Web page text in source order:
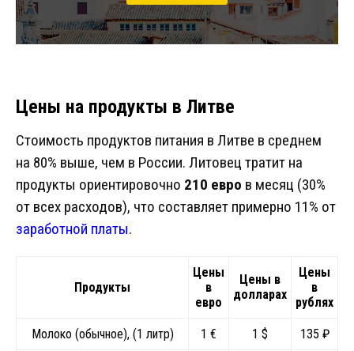
Цены на продукты в Литве
Стоимость продуктов питания в Литве в среднем
на 80% выше, чем в России. Литовец тратит на
продукты ориентировочно 210 евро в месяц (30%
от всех расходов), что составляет примерно 11% от
заработной платы.
Продукты
Цены
в
евро
Цены в
долларах
Цены
в
рублях
Молоко (обычное), (1 литр) 1 € 1 $ 135 ₽